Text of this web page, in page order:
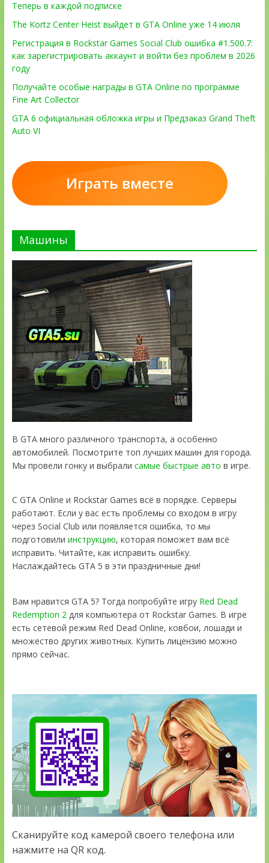
Теперь в каждой подписке
The Kortz Center Heist выйдет в GTA Online уже 14 июля
Регистрация в Rockstar Games Social Club ошибка #1.500.7:
как зарегистрировать аккаунт и войти без проблем в 2026
году
Получайте особые награды в GTA Online по программе
Fine Art Collector
GTA 6 официальная обложка игры и Предзаказ Grand Theft
Auto VI
Играть вместе
Машины
В GTA много различного транспорта, а особенно
автомобилей. Посмотрите топ лучших машин для города.
Мы провели гонку и выбрали самые быстрые авто в игре.
С GTA Online и Rockstar Games всё в порядке. Серверы
работают. Если у вас есть проблемы со входом в игру
через Social Club или появляется ошибка, то мы
подготовили инструкцию, которая поможет вам всё
исправить. Читайте, как исправить ошибку.
Наслаждайтесь GTA 5 в эти праздничные дни!
Вам нравится GTA 5? Тогда попробуйте игру Red Dead
Redemption 2для компьютера от Rockstar Games. В игре
есть сетевой режим Red Dead Online, ковбои, лошади и
множество других животных. Купить лицензию можно
прямо сейчас.
Сканируйте код камерой своего телефона или
нажмите на QR код.